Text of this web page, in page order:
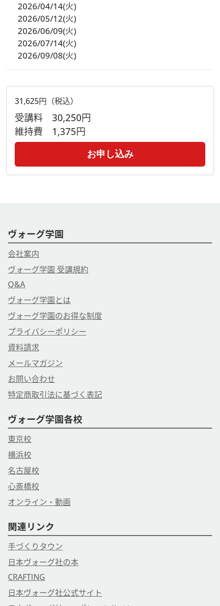
2026/04/14(火)
2026/05/12(火)
2026/06/09(火)
2026/07/14(火)
2026/09/08(火)
31,625円（税込）
受講料 30,250円
維持費 1,375円
お申し込み
ヴォーグ学園
会社案内
ヴォーグ学園 受講規約
Q&A
ヴォーグ学園とは
ヴォーグ学園のお得な制度
プライバシーポリシー
資料請求
メールマガジン
お問い合わせ
特定商取引法に基づく表記
ヴォーグ学園各校
東京校
横浜校
名古屋校
心斎橋校
オンライン・動画
関連リンク
手づくりタウン
日本ヴォーグ社の本
CRAFTING
日本ヴォーグ社公式サイト